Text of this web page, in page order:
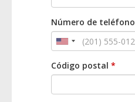
Número de teléfono
Código postal *